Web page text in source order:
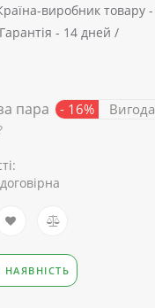
виробник товару -
Гарантія - 14 дней /
пара - 16% Вигода